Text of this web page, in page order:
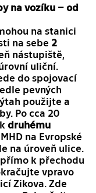
na vozíku – od
na stanici
na sebe 2
nástupiště,
uliční.
do spojovací
pevných
použijte a
Po cca 20
druhému
na Evropské
na úroveň ulice.
k přechodu
vpravo
Zikova. Zde